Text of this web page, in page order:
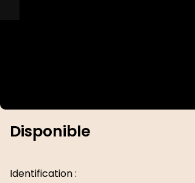
Disponible
Identification :